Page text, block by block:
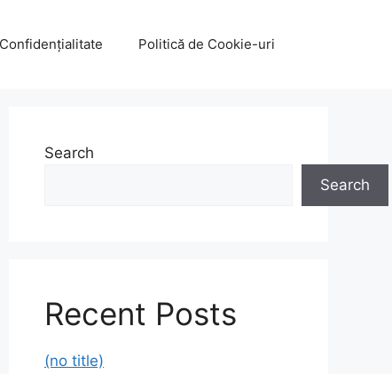
Politică de Cookie-uri
Search
Search
Recent Posts
(no title)